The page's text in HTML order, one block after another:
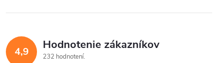
4,9 Hodnotenie zákazníkov
232 hodnotení